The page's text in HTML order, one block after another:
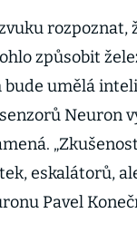
způsobit
umělá
Neuron
eskalátorů,
Pavel